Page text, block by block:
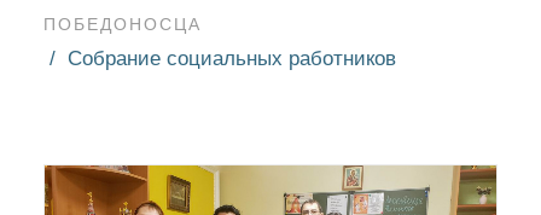
ПОБЕДОНОСЦА
Собрание социальных работников